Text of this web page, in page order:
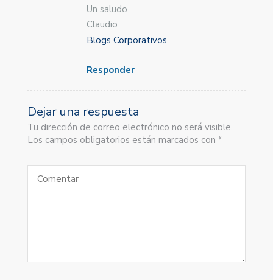
Un saludo
Claudio
Blogs Corporativos
Responder
Dejar una respuesta
Tu dirección de correo electrónico no será visible.
Los campos obligatorios están marcados con *